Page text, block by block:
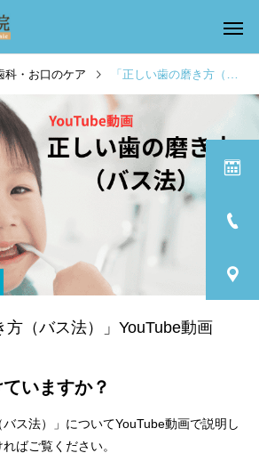
科・お口のケア 「正しい歯の磨き方（バス法）」YouTube動画
方（バス法）」YouTube動画
いますか？
バス法）」についてYouTube動画で説明し
ばご覧ください。